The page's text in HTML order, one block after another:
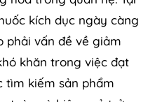
kích dục ngày càng
phải vấn đề về giảm
khăn trong việc đạt
tìm kiếm sản phẩm